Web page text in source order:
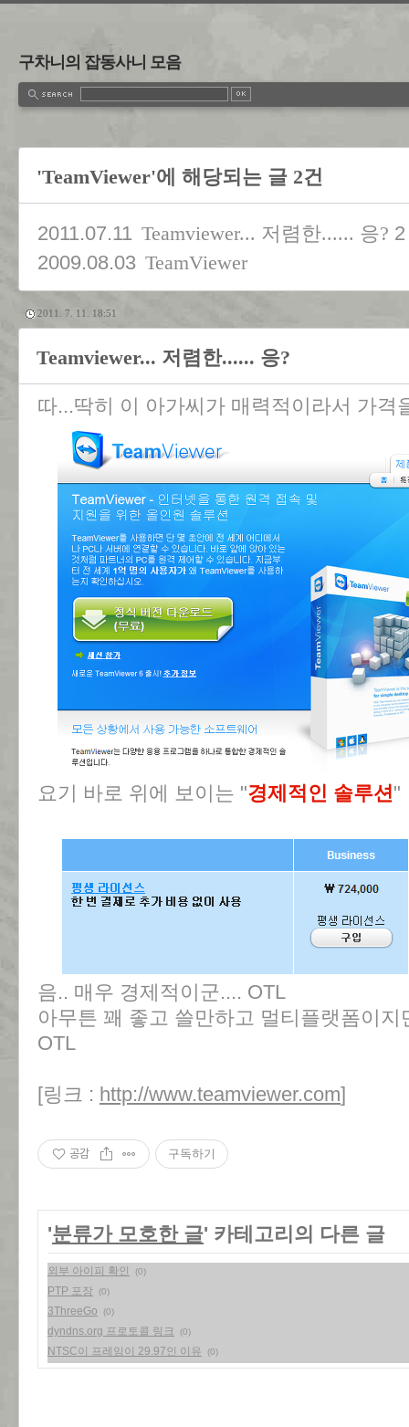
구차니의 잡동사니 모음
'TeamViewer'에 해당되는 글 2건
2011.07.11 Teamviewer... 저렴한...... 응? 2
2009.08.03 TeamViewer
2011. 7. 11. 18:51
Teamviewer... 저렴한...... 응?
따...딱히 이 아가씨가 매력적이라서 가격
요기 바로 위에 보이는 "경제적인 솔루션"
음.. 매우 경제적이군.... OTL
아무튼 꽤 좋고 쓸만하고 멀티플랫폼이
OTL
[링크 : http://www.teamviewer.com]
공감 구독하기
'분류가 모호한 글' 카테고리의 다른 글
외부 아이피 확인 (0)
PTP 포장 (0)
3ThreeGo (0)
dyndns.org 프로토콜 링크 (0)
NTSC이 프레임이 29.97인 이유 (0)